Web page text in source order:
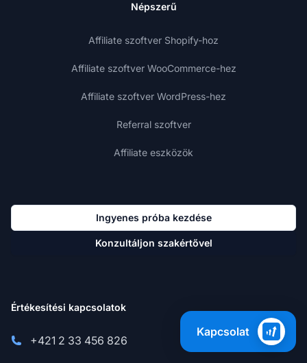
Népszerű
Affiliate szoftver Shopify-hoz
Affiliate szoftver WooCommerce-hez
Affiliate szoftver WordPress-hez
Referral szoftver
Affiliate eszközök
Ingyenes próba kezdése
Konzultáljon szakértővel
Értékesítési kapcsolatok
+421 2 33 456 826
Kapcsolat